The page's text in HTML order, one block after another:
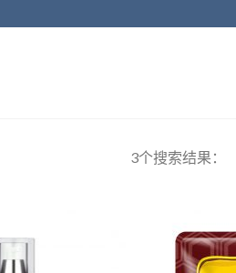
3个搜索结果：